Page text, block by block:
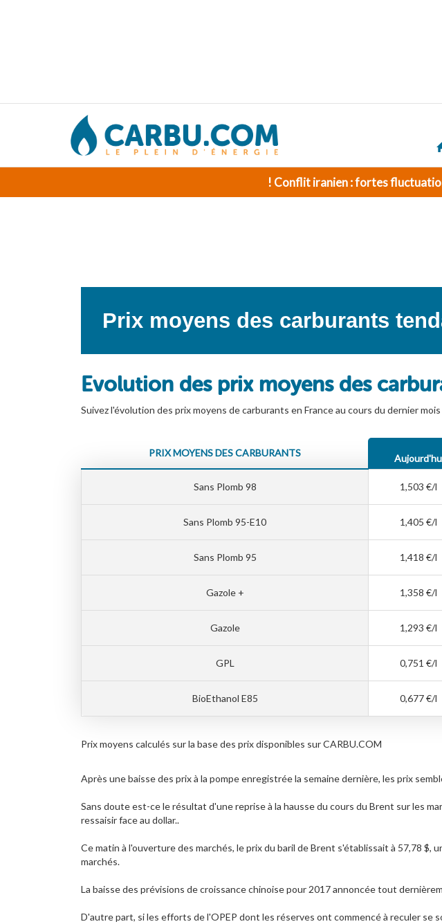
! Conflit iranien : fortes
Prix moyens des carburants
Evolution des prix moyens des
Suivez l'évolution des prix moyens de carburants en France au cours du dernier
PRIX MOYENS DES CARBURANTS
Sans Plomb 98 1,503 €/l
Sans Plomb 95-E10 1,405 €/l
Sans Plomb 95 1,418 €/l
Gazole + 1,358 €/l
Gazole 1,293 €/l
GPL 0,751 €/l
BioEthanol E85 0,677€/l
Prix moyens calculés sur la base des prix disponibles sur CARBU.COM
Après une baisse des prix à la pompe enregistrée la semaine dernière, les prix
Sans doute est-ce le résultat d'une reprise à la hausse du cours du Brent sur les
ressaisir face au dollar..
Ce matin à l'ouverture des marchés, le prix du baril de Brent s'établissait à 57,78
marchés.
La baisse des prévisions de croissance chinoise pour 2017 annoncée tout
D'autre part, si les efforts de l'OPEP dont les réserves ont commencé à reculer se